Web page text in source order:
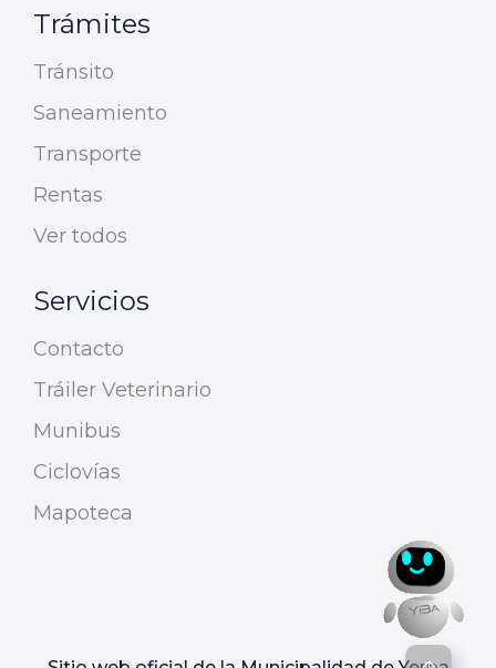
Trámites
Tránsito
Saneamiento
Transporte
Rentas
Ver todos
Servicios
Contacto
Tráiler Veterinario
Munibus
Ciclovías
Mapoteca